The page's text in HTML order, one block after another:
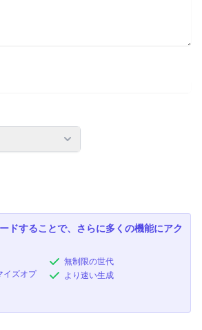
ドすることで、さらに多くの機能にアク
イズオプ
無制限の世代
より速い生成